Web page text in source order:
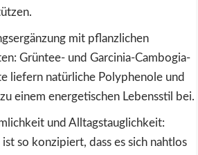
mit pflanzlichen
Grüntee- und Garcinia-Cambogia-
liefern natürliche Polyphenole und
einem energetischen Lebensstil bei.
und Alltagstauglichkeit:
so konzipiert, dass es sich nahtlos